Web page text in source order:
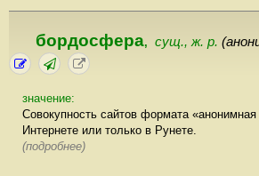
бордосфера, сущ., ж. р.
значение:
Совокупность сайтов формата
Интернете или только в Рунете.
(подробнее)